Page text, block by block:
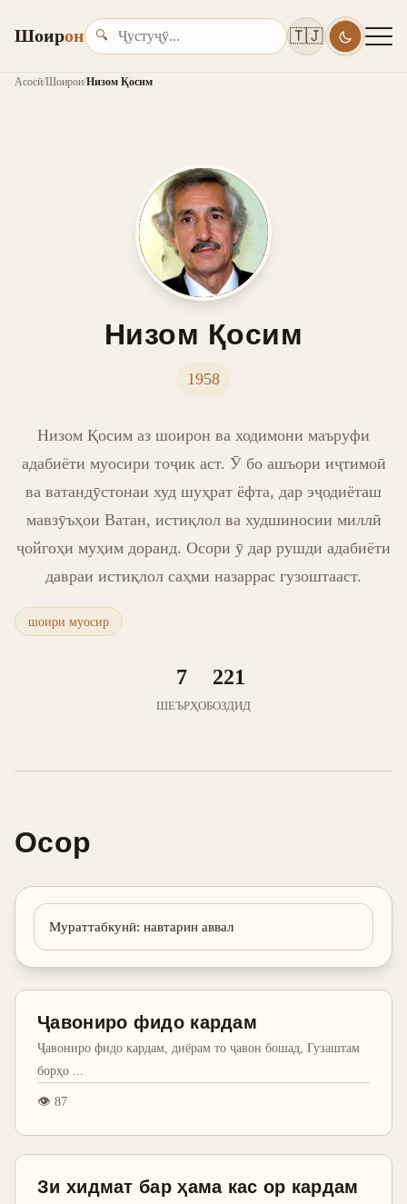
Шоирон 🔍 🇹🇯
Асосӣ/Шоирон/Низом Қосим
Низом Қосим
1958
Низом Қосим аз шоирон ва ходимони маъруфи
адабиёти муосири тоҷик аст. Ӯ бо ашъори иҷтимоӣ
ва ватандӯстонаи худ шуҳрат ёфта, дар эҷодиёташ
мавзӯъҳои Ватан, истиқлол ва худшиносии миллӣ
ҷойгоҳи муҳим доранд. Осори ӯ дар рушди адабиёти
давраи истиқлол саҳми назаррас гузоштааст.
шоири муосир
7
ШЕЪРҲО
221
БОЗДИД
Осор
Мураттабкунӣ: навтарин аввал
Ҷавониро фидо кардам
Ҷавониро фидо кардам, диёрам то ҷавон бошад, Гузаштам
борҳо
👁 87
Зи хидмат бар ҳама кас ор кардам